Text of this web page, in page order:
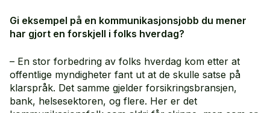
Gi eksempel på en kommunikasjonsjobb du mener
har gjort en forskjell i folks hverdag?
– En stor forbedring av folks hverdag kom etter at
offentlige myndigheter fant ut at de skulle satse på
klarspråk. Det samme gjelder forsikringsbransjen,
bank, helsesektoren, og flere. Her er det